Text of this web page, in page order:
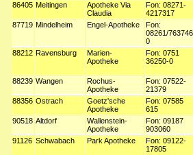
86405 Meitingen
Apotheke Via
Claudia
Fon: 08271-
4217317
87719 Mindelheim Engel-Apotheke
Fon:
08261/
0
88212 Ravensburg
Marien-
Apotheke
Fon: 0751
36250-0
88239 Wangen
Rochus-
Apotheke
Fon: 07522-
21379
88356 Ostrach
Goetz'sche
Apotheke
Fon: 07585
615
90518 Altdorf
Wallenstein-
Apotheke
Fon: 09187
903060
91126 Schwabach Park Apotheke
Fon: 09122-
17805